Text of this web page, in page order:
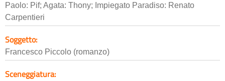
Paolo: Pif; Agata: Thony; Impiegato Paradiso: Renato
Carpentieri
Soggetto:
Francesco Piccolo (romanzo)
Sceneggiatura: